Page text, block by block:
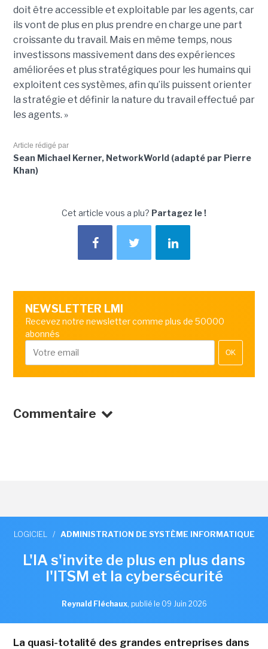
doit être accessible et exploitable par les agents, car
ils vont de plus en plus prendre en charge une part
croissante du travail. Mais en même temps, nous
investissons massivement dans des expériences
améliorées et plus stratégiques pour les humains qui
exploitent ces systèmes, afin qu’ils puissent orienter
la stratégie et définir la nature du travail effectué par
les agents. »
Article rédigé par
Sean Michael Kerner, NetworkWorld (adapté par Pierre
Khan)
Cet article vous a plu? Partagez le !
NEWSLETTER LMI
Recevez notre newsletter comme plus de 50000
abonnés
OK
Commentaire
LOGICIEL / ADMINISTRATION DE SYSTÈME INFORMATIQUE
L'IA s'invite de plus en plus dans
l'ITSM et la cybersécurité
Reynald Fléchaux, publié le 09 Juin 2026
La quasi-totalité des grandes entreprises dans